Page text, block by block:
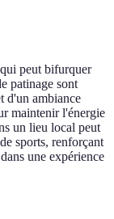
peut bifurquer
patinage sont
d'un ambiance
maintenir l'énergie
un lieu local peut
sports, renforçant
une expérience